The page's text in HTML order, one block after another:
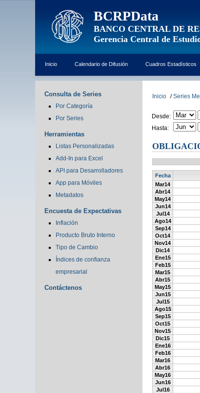
BCRPData
BANCO CENTRAL DE
Gerencia Central de
Inicio Calendario de Difusión Cuadros Estadísticos
Consulta de Series
Por Categoría
Por Series
Herramientas
Listas Personalizadas
Add-In para Excel
API para Desarrolladores
App para Móviles
Metadatos
Encuesta de Expectativas
Inflación
Producto Bruto Interno
Tipo de Cambio
Índices de confianza
empresarial
Contáctenos
Inicio / Series
Desde:
Hasta:
Fecha
Mar14
Abr14
May14
Jun14
Jul14
Ago14
Sep14
Oct14
Nov14
Dic14
Ene15
Feb15
Mar15
Abr15
May15
Jun15
Jul15
Ago15
Sep15
Oct15
Nov15
Dic15
Ene16
Feb16
Mar16
Abr16
May16
Jun16
Jul16